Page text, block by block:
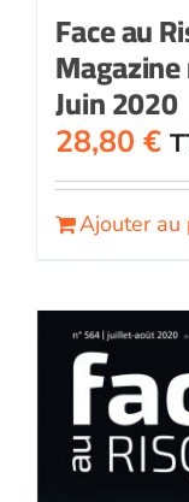
Face au
Juin 2020
28,80 €
Ajouter au